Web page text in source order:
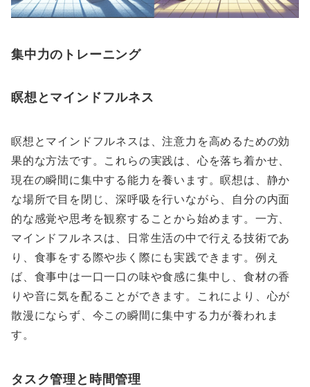
集中力のトレーニング
瞑想とマインドフルネス
瞑想とマインドフルネスは、注意力を高めるための効
果的な方法です。これらの実践は、心を落ち着かせ、
現在の瞬間に集中する能力を養います。瞑想は、静か
な場所で目を閉じ、深呼吸を行いながら、自分の内面
的な感覚や思考を観察することから始めます。一方、
マインドフルネスは、日常生活の中で行える技術であ
り、食事をする際や歩く際にも実践できます。例え
ば、食事中は一口一口の味や食感に集中し、食材の香
りや音に気を配ることができます。これにより、心が
散漫にならず、今この瞬間に集中する力が養われま
す。
タスク管理と時間管理